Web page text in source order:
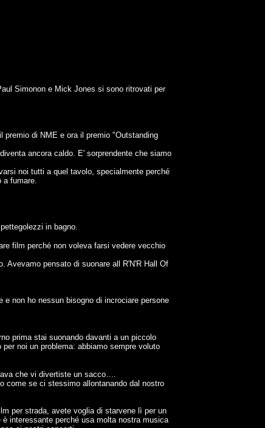
Simonon e Mick Jones si sono ritrovati per
di NME e ora il premio "Outstanding
ancora caldo. E' sorprendente che siamo
noi tutti a quel tavolo, specialmente perché
a fumare.
in bagno.
film perché non voleva farsi vedere vecchio
Avevamo pensato di suonare all R'N'R Hall Of
non ho nessun bisogno di incrociare persone
prima stai suonando davanti a un piccolo
noi un problema: abbiamo sempre voluto
che vi divertiste un sacco….
come se ci stessimo allontanando dal nostro
per strada, avete voglia di starvene lì per un
interessante perché usa molta nostra musica